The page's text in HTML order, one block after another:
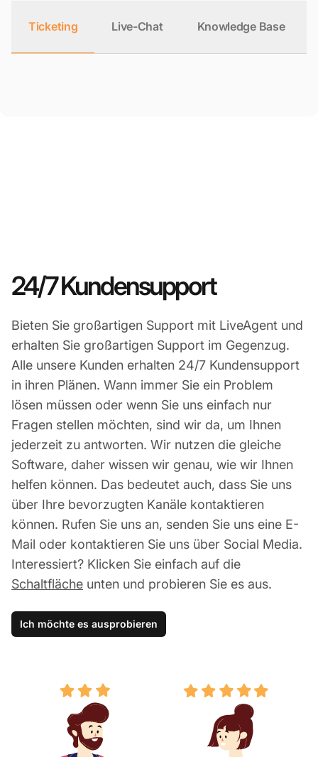
Ticketing Live-Chat Knowledge Base
24/7 Kundensupport
Bieten Sie großartigen Support mit LiveAgent und
erhalten Sie großartigen Support im Gegenzug.
Alle unsere Kunden erhalten 24/7 Kundensupport
in ihren Plänen. Wann immer Sie ein Problem
lösen müssen oder wenn Sie uns einfach nur
Fragen stellen möchten, sind wir da, um Ihnen
jederzeit zu antworten. Wir nutzen die gleiche
Software, daher wissen wir genau, wie wir Ihnen
helfen können. Das bedeutet auch, dass Sie uns
über Ihre bevorzugten Kanäle kontaktieren
können. Rufen Sie uns an, senden Sie uns eine E-
Mail oder kontaktieren Sie uns über Social Media.
Interessiert? Klicken Sie einfach auf die
Schaltfläche unten und probieren Sie es aus.
Ich möchte es ausprobieren